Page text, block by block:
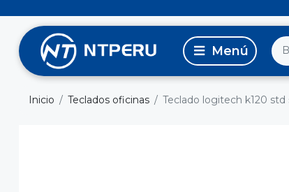
Inicio Teclados oficinas Teclado logitech k120